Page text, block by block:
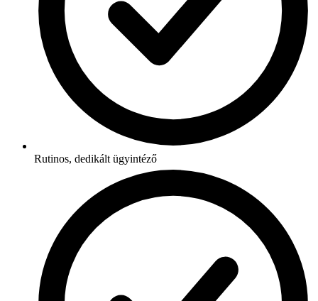
Rutinos, dedikált ügyintéző